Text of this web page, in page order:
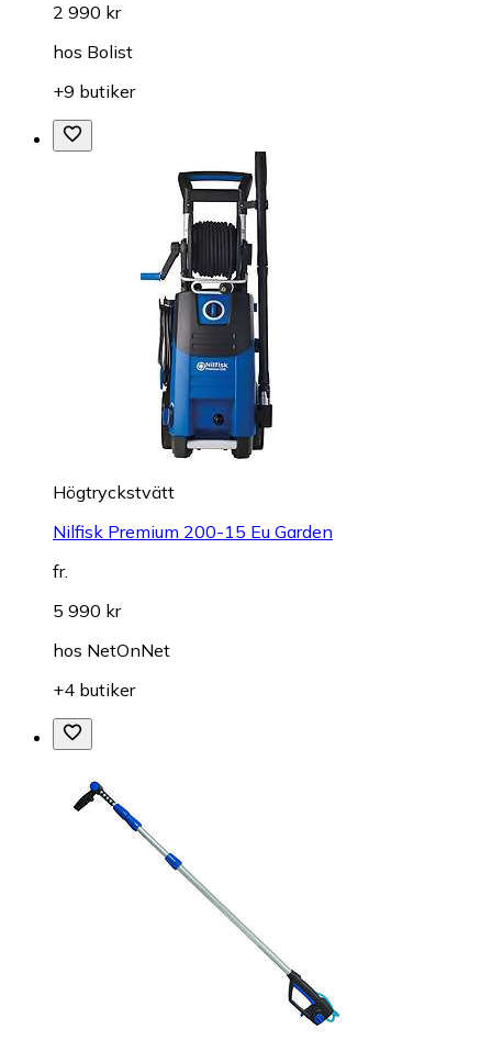
2 990 kr
hos Bolist
+9 butiker
Högtryckstvätt
Nilfisk Premium 200-15 Eu Garden
fr.
5 990 kr
hos NetOnNet
+4 butiker